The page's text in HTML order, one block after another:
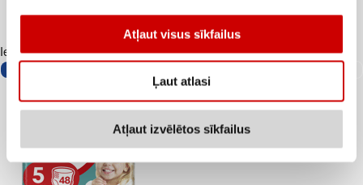
Atļaut visus sīkfailus
Ļaut atlasi
Atļaut izvēlētos sīkfailus
Iesakām ar